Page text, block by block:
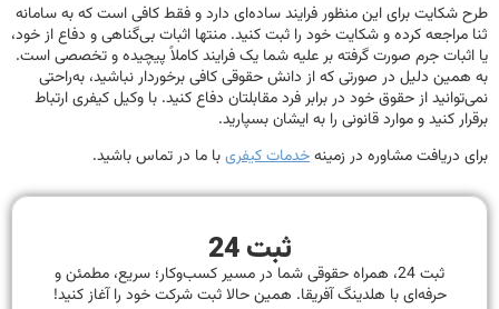
طرح شکایت برای این منظور فرایند ساده‌ای دارد و فقط کافی است که به سامانه
ثنا مراجعه کرده و شکایت خود را ثبت کنید. منتها اثبات بی‌گناهی و دفاع از خود،
یا اثبات جرم صورت گرفته بر علیه شما یک فرایند کاملاً پیچیده و تخصصی است.
به همین دلیل در صورتی که از دانش حقوقی کافی برخوردار نباشید، به‌راحتی
نمی‌توانید از حقوق خود در برابر فرد مقابلتان دفاع کنید. با وکیل کیفری ارتباط
برقرار کنید و موارد قانونی را به ایشان بسپارید.
برای دریافت مشاوره در زمینهخدمات کیفریبا ما در تماس باشید.
ثبت 24
ثبت 24، همراه حقوقی شما در مسیر کسب‌وکار؛ سریع، مطمئن و
حرفه‌ای با هلدینگ آفریقا. همین حالا ثبت شرکت خود را آغاز کنید!